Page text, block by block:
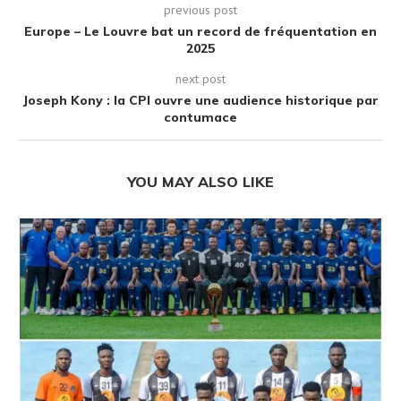
previous post
Europe – Le Louvre bat un record de fréquentation en
2025
next post
Joseph Kony : la CPI ouvre une audience historique par
contumace
YOU MAY ALSO LIKE